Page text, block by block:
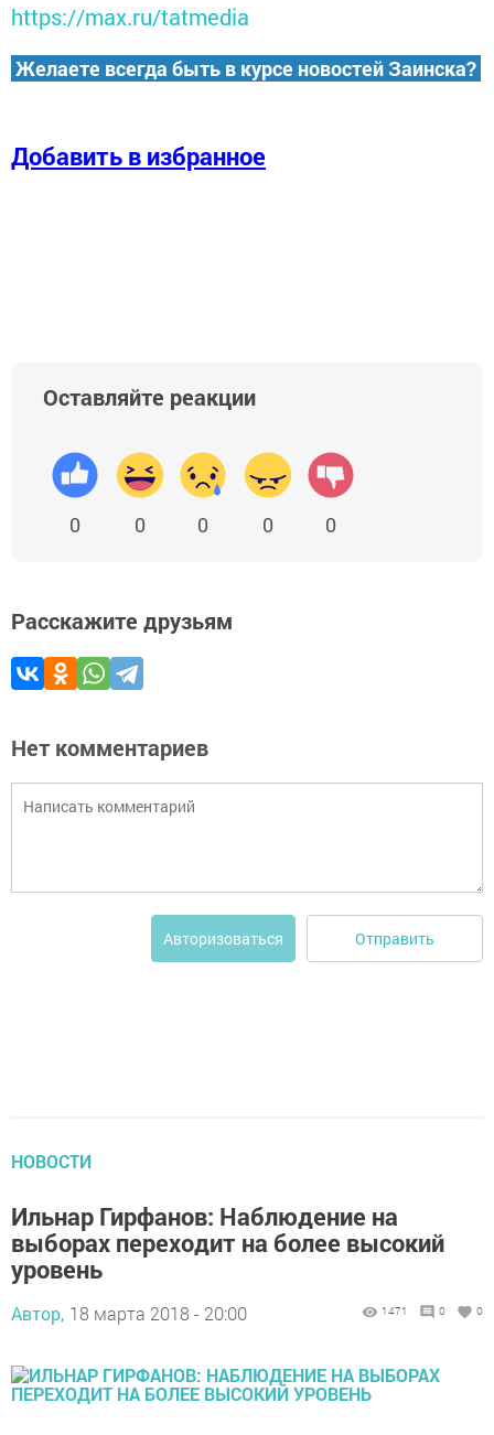
https://max.ru/tatmedia
Желаете всегда быть в курсе новостей Заинска?
Добавить в избранное
Оставляйте реакции
0 0 0 0 0
Расскажите друзьям
Нет комментариев
Авторизоваться Отправить
НОВОСТИ
Ильнар Гирфанов: Наблюдение на
выборах переходит на более высокий
уровень
Автор, 18 марта 2018 - 20:00 1471 0 0